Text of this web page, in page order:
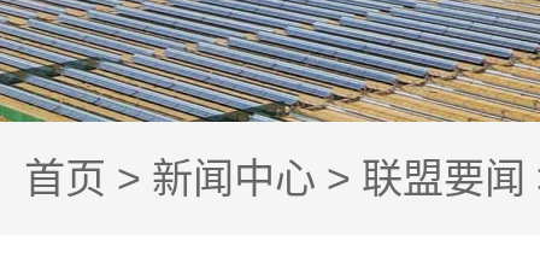
首页 > 新闻中心 > 联盟要闻